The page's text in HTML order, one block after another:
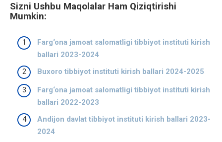
Sizni Ushbu Maqolalar Ham Qiziqtirishi
Mumkin:
Farg‘ona jamoat salomatligi tibbiyot instituti kirish
ballari 2023-2024
Buxoro tibbiyot instituti kirish ballari 2024-2025
Farg‘ona jamoat salomatligi tibbiyot instituti kirish
ballari 2022-2023
Andijon davlat tibbiyot instituti kirish ballari 2023-
2024